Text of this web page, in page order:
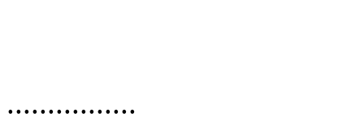
................